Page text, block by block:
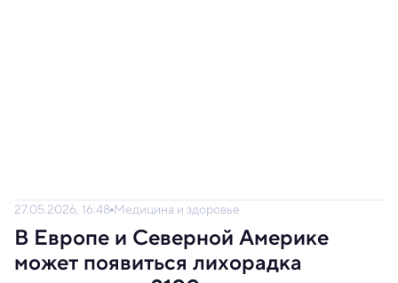
27.05.2026, 16:48 Медицина и здоровье
В Европе и Северной Америке
может появиться лихорадка